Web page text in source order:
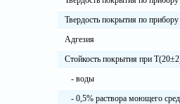
Твердость покрытия по
Адгезия
Стойкость покрытия при
- воды
- 0,5% раствора моющего